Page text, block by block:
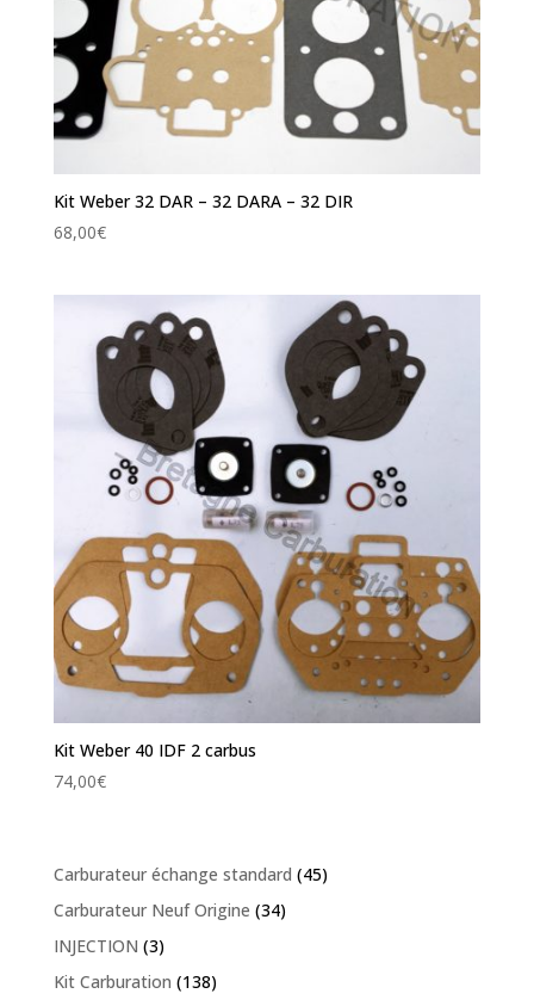
Kit Weber 32 DAR – 32 DARA – 32 DIR
68,00€
Kit Weber 40 IDF 2 carbus
74,00€
Carburateur échange standard (45)
Carburateur Neuf Origine (34)
INJECTION (3)
Kit Carburation (138)